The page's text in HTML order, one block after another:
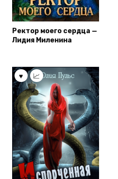
Ректор моего сердца —
Лидия Миленина